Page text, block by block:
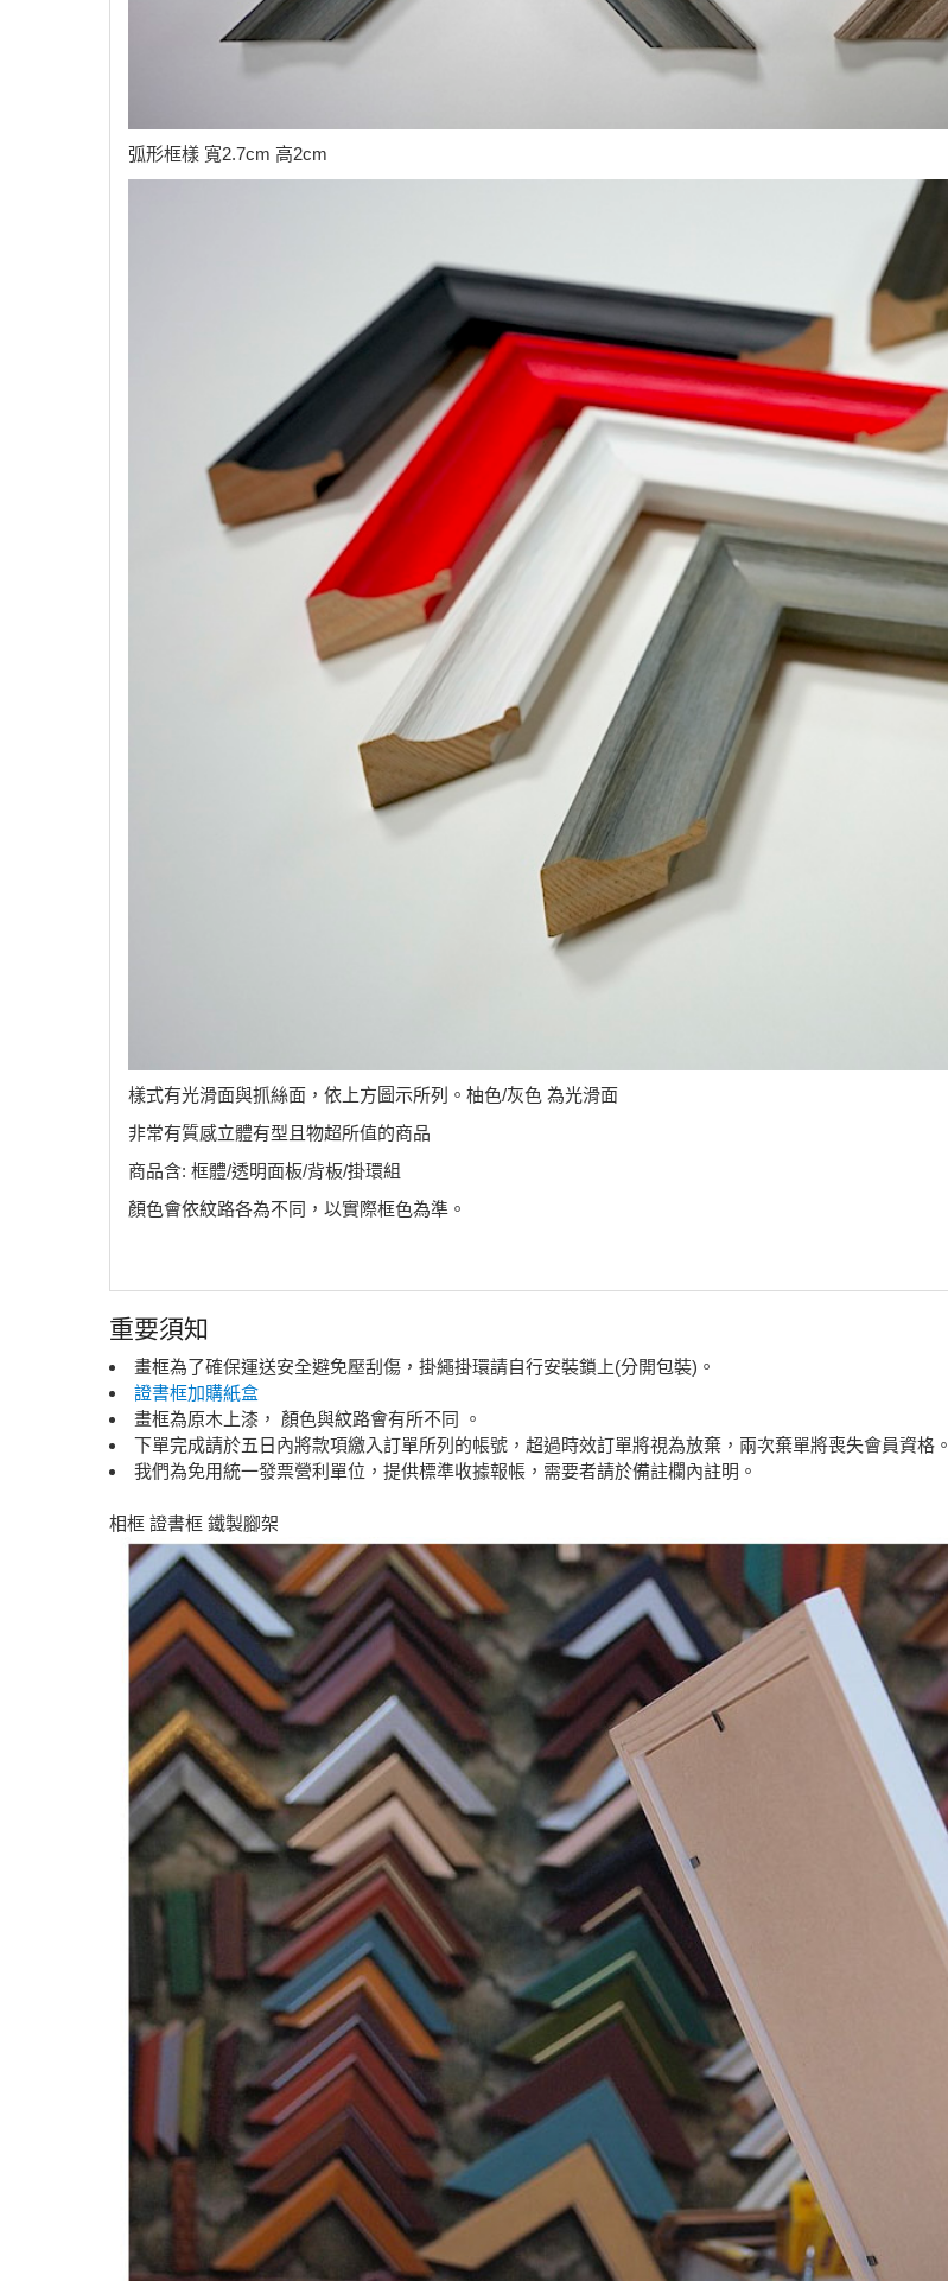
弧形框樣 寬2.7cm 高2cm
樣式有光滑面與抓絲面，依上方圖示所列。柚色/灰色 為光滑面
非常有質感立體有型且物超所值的商品
商品含: 框體/透明面板/背板/掛環組
顏色會依紋路各為不同，以實際框色為準。
重要須知
畫框為了確保運送安全避免壓刮傷，掛繩掛環請自行安裝鎖上(分開包裝)。
證書框加購紙盒
畫框為原木上漆， 顏色與紋路會有所不同 。
下單完成請於五日內將款項繳入訂單所列的帳號，超過時效訂單將視為放棄，兩次棄單將喪失會員資格。
我們為免用統一發票營利單位，提供標準收據報帳，需要者請於備註欄內註明。
相框 證書框 鐵製腳架